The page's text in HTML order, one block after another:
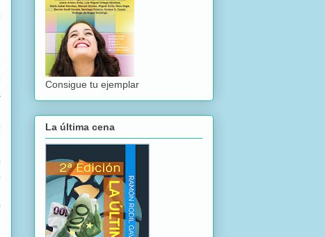
Consigue tu ejemplar
La última cena